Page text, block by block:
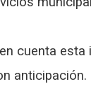
cuenta esta
anticipación.